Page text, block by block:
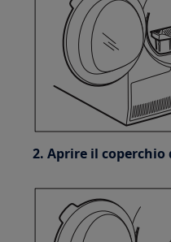
2. Aprire il coperchio